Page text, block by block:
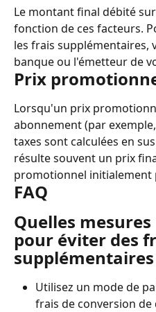
Le montant final débité
fonction de ces facteurs.
les frais supplémentaires,
banque ou l'émetteur de
Prix
Lorsqu'un prix
abonnement (par
taxes sont calculées en
résulte souvent un prix
promotionnel initialement
FAQ
Quelles
pour éviter des
supplémentaires
Utilisez un mode de
frais de conversion de